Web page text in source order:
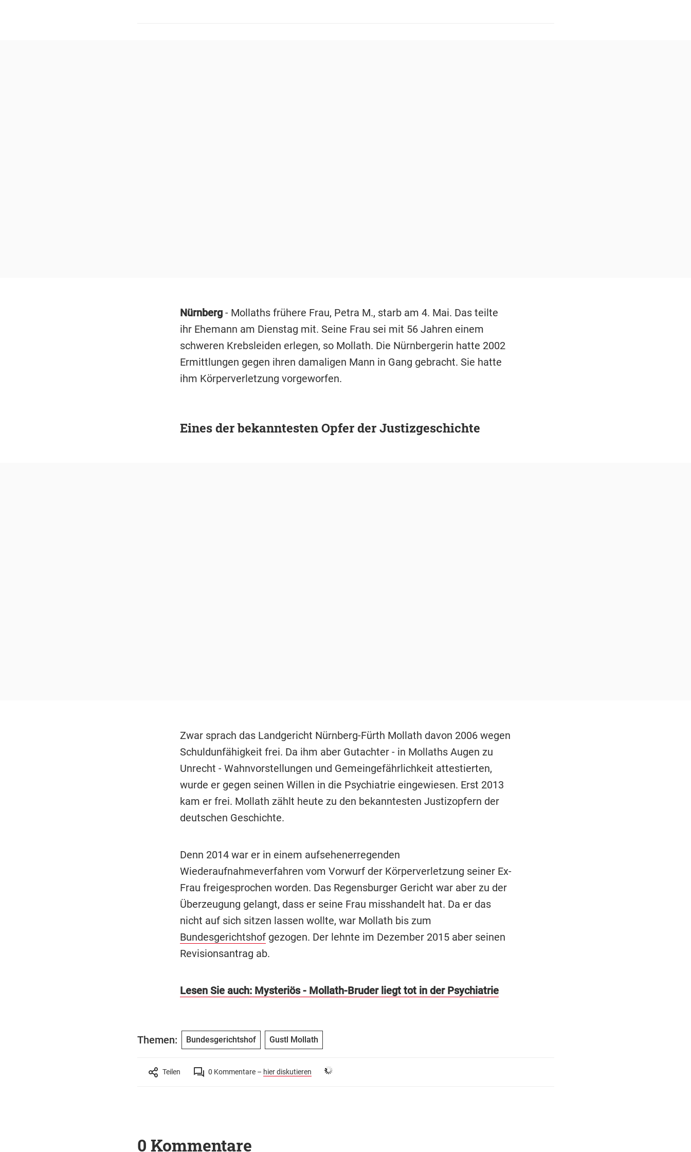
Nürnberg- Mollaths frühere Frau, Petra M., starb am 4. Mai. Das teilte
ihr Ehemann am Dienstag mit. Seine Frau sei mit 56 Jahren einem
schweren Krebsleiden erlegen, so Mollath. Die Nürnbergerin hatte 2002
Ermittlungen gegen ihren damaligen Mann in Gang gebracht. Sie hatte
ihm Körperverletzung vorgeworfen.
Eines der bekanntesten Opfer der Justizgeschichte
Zwar sprach das Landgericht Nürnberg-Fürth Mollath davon 2006 wegen
Schuldunfähigkeit frei. Da ihm aber Gutachter - in Mollaths Augen zu
Unrecht - Wahnvorstellungen und Gemeingefährlichkeit attestierten,
wurde er gegen seinen Willen in die Psychiatrie eingewiesen. Erst 2013
kam er frei. Mollath zählt heute zu den bekanntesten Justizopfern der
deutschen Geschichte.
Denn 2014 war er in einem aufsehenerregenden
Wiederaufnahmeverfahren vom Vorwurf der Körperverletzung seiner Ex-
Frau freigesprochen worden. Das Regensburger Gericht war aber zu der
Überzeugung gelangt, dass er seine Frau misshandelt hat. Da er das
nicht auf sich sitzen lassen wollte, war Mollath bis zum
Bundesgerichtshofgezogen. Der lehnte im Dezember 2015 aber seinen
Revisionsantrag ab.
Lesen Sie auch: Mysteriös - Mollath-Bruder liegt tot in der Psychiatrie
Themen: Bundesgerichtshof Gustl Mollath
Teilen 0 Kommentare – hier diskutieren
0 Kommentare